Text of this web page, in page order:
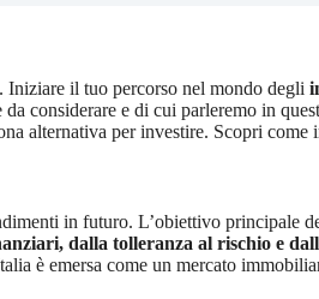
Iniziare il tuo percorso nel mondo degli
da considerare e di cui parleremo in
alternativa per investire. Scopri come
in futuro. L’obiettivo principale
dalla tolleranza al rischio e
è emersa come un mercato